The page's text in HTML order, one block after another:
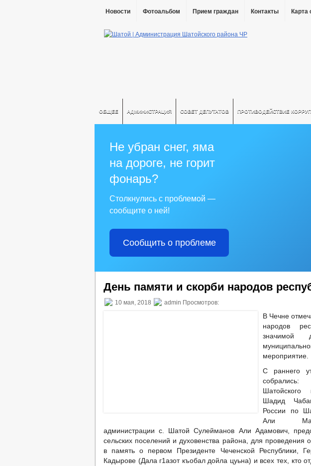
Новости Фотоальбом Прием граждан Контакты Карта
ОБЩЕЕ АДМИНИСТРАЦИЯ СОВЕТ ДЕПУТАТОВ ПРОТИВОДЕЙСТВИЕ
Не убран снег, яма
на дороге, не горит
фонарь?
Столкнулись с проблемой —
сообщите о ней!
Сообщить о проблеме
День памяти и скорби народов
10 мая, 2018 admin Просмотров:
В Чечне
народов
значимой
мероприятие.
С раннего
собрались:
Шатойского
Шадид
России по
Али
администрации с. Шатой Сулейманов Али Адамович,
сельских поселений и духовенства района, для проведения
в память о первом Президенте Чеченской Республики,
Кадырове (Дала г1азот къобал дойла цуьна) и всех тех, кто